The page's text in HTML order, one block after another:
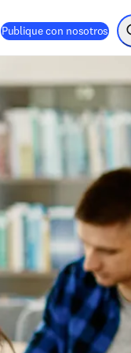
Publique con nosotros